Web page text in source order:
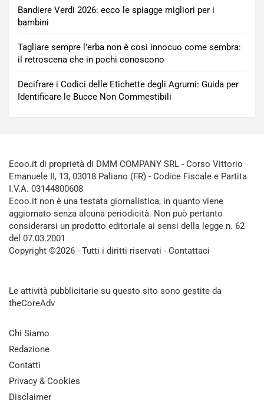
Bandiere Verdi 2026: ecco le spiagge migliori per i
bambini
Tagliare sempre l’erba non è così innocuo come sembra:
il retroscena che in pochi conoscono
Decifrare i Codici delle Etichette degli Agrumi: Guida per
Identificare le Bucce Non Commestibili
Ecoo.it di proprietà di DMM COMPANY SRL - Corso Vittorio
Emanuele II, 13, 03018 Paliano (FR) - Codice Fiscale e Partita
I.V.A. 03144800608
Ecoo.it non è una testata giornalistica, in quanto viene
aggiornato senza alcuna periodicità. Non può pertanto
considerarsi un prodotto editoriale ai sensi della legge n. 62
del 07.03.2001
Copyright ©2026 - Tutti i diritti riservati - Contattaci
Le attività pubblicitarie su questo sito sono gestite da
theCoreAdv
Chi Siamo
Redazione
Contatti
Privacy & Cookies
Disclaimer